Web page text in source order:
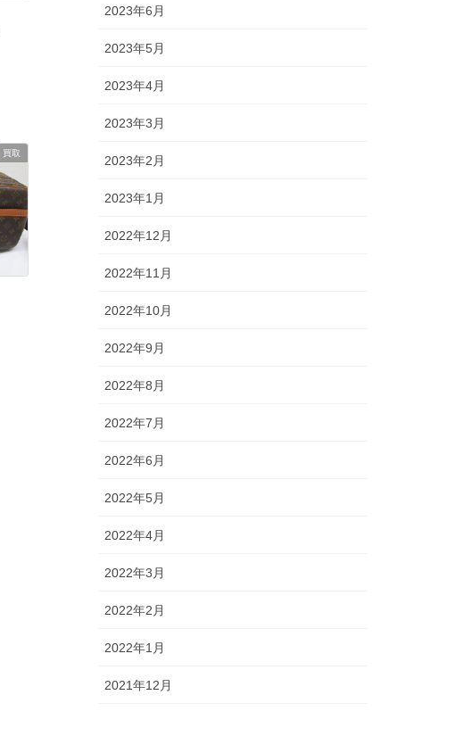
買取
2023年6月
2023年5月
2023年4月
2023年3月
2023年2月
2023年1月
2022年12月
2022年11月
2022年10月
2022年9月
2022年8月
2022年7月
2022年6月
2022年5月
2022年4月
2022年3月
2022年2月
2022年1月
2021年12月